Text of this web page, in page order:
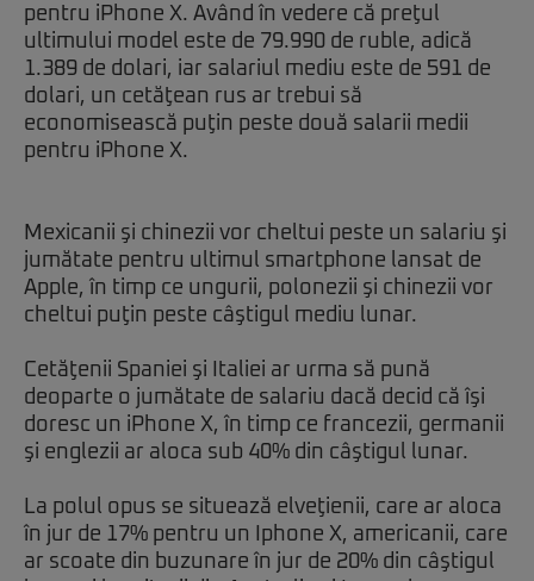
pentru iPhone X. Având în vedere că preţul
ultimului model este de 79.990 de ruble, adică
1.389 de dolari, iar salariul mediu este de 591 de
dolari, un cetăţean rus ar trebui să
economisească puţin peste două salarii medii
pentru iPhone X.
Mexicanii şi chinezii vor cheltui peste un salariu şi
jumătate pentru ultimul smartphone lansat de
Apple, în timp ce ungurii, polonezii şi chinezii vor
cheltui puţin peste câştigul mediu lunar.
Cetăţenii Spaniei şi Italiei ar urma să pună
deoparte o jumătate de salariu dacă decid că îşi
doresc un iPhone X, în timp ce francezii, germanii
şi englezii ar aloca sub 40% din câştigul lunar.
La polul opus se situează elveţienii, care ar aloca
în jur de 17% pentru un Iphone X, americanii, care
ar scoate din buzunare în jur de 20% din câştigul